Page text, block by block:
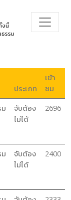
งนี้
รรม
ประเภท
เข้า
ชม
จับต้อง
ไม่ได้
2696
จับต้อง
ไม่ได้
2400